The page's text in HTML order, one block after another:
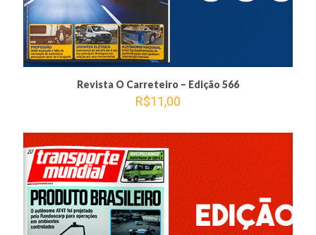
Revista O Carreteiro – Edição 566
R$11,00